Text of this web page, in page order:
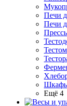
Печи
Печи
Шкафы
Ещё 4